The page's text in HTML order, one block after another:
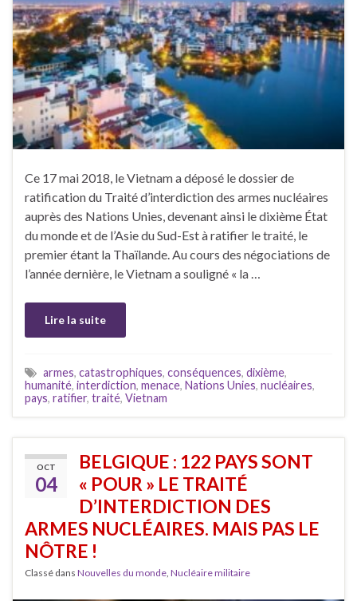
Ce 17 mai 2018, le Vietnam a déposé le dossier de
ratification du Traité d’interdiction des armes nucléaires
auprès des Nations Unies, devenant ainsi le dixième État
du monde et de l’Asie du Sud-Est à ratifier le traité, le
premier étant la Thaïlande. Au cours des négociations de
l’année dernière, le Vietnam a souligné « la …
Lire la suite
armes, catastrophiques, conséquences, dixième,
humanité, interdiction, menace, Nations Unies, nucléaires,
pays, ratifier, traité, Vietnam
OCT
04
BELGIQUE : 122 PAYS SONT
« POUR » LE TRAITÉ
D’INTERDICTION DES
ARMES NUCLÉAIRES. MAIS PAS LE
NÔTRE !
Classé dans Nouvelles du monde Nucléaire militaire